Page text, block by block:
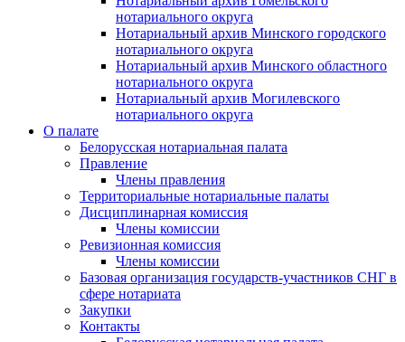
нотариального округа
Нотариальный архив Минского городского
нотариального округа
Нотариальный архив Минского областного
нотариального округа
Нотариальный архив Могилевского
нотариального округа
О палате
Белорусская нотариальная палата
Правление
Члены правления
Территориальные нотариальные палаты
Дисциплинарная комиссия
Члены комиссии
Ревизионная комиссия
Члены комиссии
Базовая организация государств-участников СНГ в
сфере нотариата
Закупки
Контакты